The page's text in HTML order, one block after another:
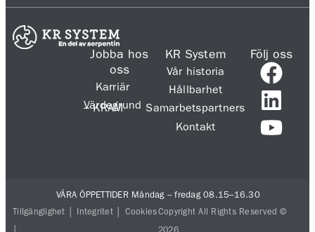
Jobba hos
oss
Karriär
Värdegrund
– KRAM
KR System
Vår historia
Hållbarhet
Samarbetspartners
Kontakt
Följ oss
VÅRA ÖPPETTIDER Måndag – fredag 08.15–16.30
Tillgänglighet Integritet│ CookiesCopyright All Rights Reserved ©